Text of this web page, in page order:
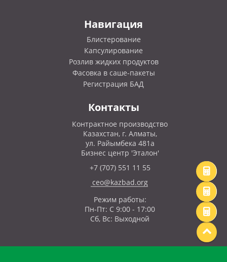
Навигация
Блистерование
Капсулирование
Розлив жидких продуктов
Фасовка в саше-пакеты
Регистрация БАД
Контакты
Контрактное производство
Казахстан, г. Алматы,
ул. Райымбека 481а
Бизнес центр 'Эталон'
+7 (707) 551 11 55
ceo@kazbad.org
Режим работы:
Пн-Пт: С 9:00 - 17:00
Сб, Вс: Выходной